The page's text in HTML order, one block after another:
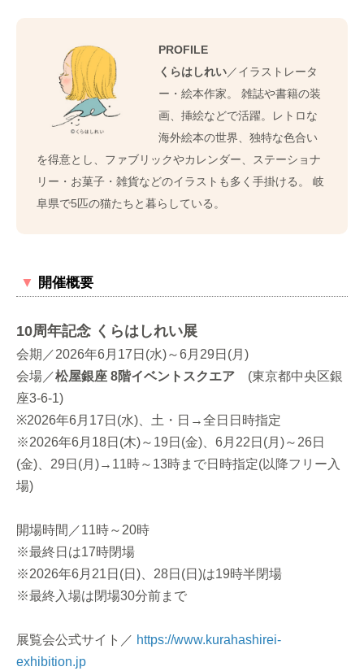
PROFILE
くらはしれい／イラストレータ
ー・絵本作家。 雑誌や書籍の装
画、挿絵などで活躍。レトロな
海外絵本の世界、独特な色合い
を得意とし、ファブリックやカレンダー、ステーショナ
リー・お菓子・雑貨などのイラストも多く手掛ける。 岐
阜県で5匹の猫たちと暮らしている。
▼ 開催概要
10周年記念 くらはしれい展
会期／2026年6月17日(水)～6月29日(月)
会場／松屋銀座 8階イベントスクエア (東京都中央区銀
座3-6-1)
※2026年6月17日(水)、土・日→全日日時指定
※2026年6月18日(木)～19日(金)、6月22日(月)～26日
(金)、29日(月)→11時～13時まで日時指定(以降フリー入
場)
開場時間／11時～20時
※最終日は17時閉場
※2026年6月21日(日)、28日(日)は19時半閉場
※最終入場は閉場30分前まで
展覧会公式サイト／ https://www.kurahashirei-
exhibition.jp